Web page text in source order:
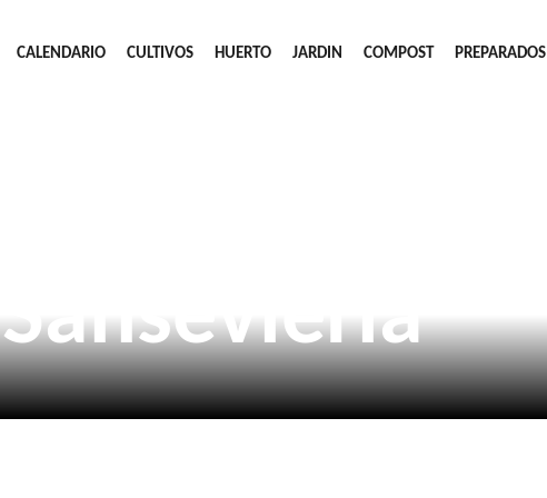
CALENDARIO CULTIVOS HUERTO JARDIN COMPOST PREPARADOS
Sansevieria